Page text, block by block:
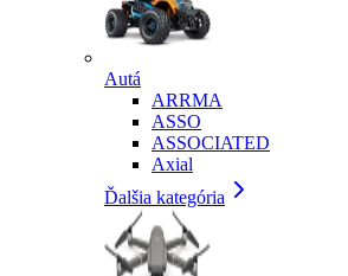
Autá
ARRMA
ASSO
ASSOCIATED
Axial
Ďalšia kategória